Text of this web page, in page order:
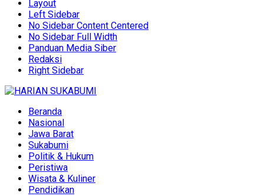
Layout
Left Sidebar
No Sidebar Content Centered
No Sidebar Full Width
Panduan Media Siber
Redaksi
Right Sidebar
Beranda
Nasional
Jawa Barat
Sukabumi
Politik & Hukum
Peristiwa
Wisata & Kuliner
Pendidikan